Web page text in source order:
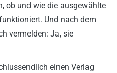
ob und wie die ausgewählte
Und nach dem
vermelden: Ja, sie
einen Verlag